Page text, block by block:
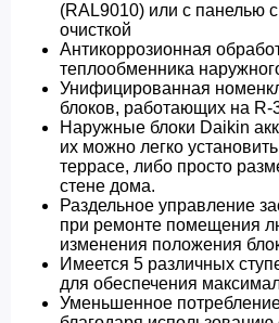
(RAL9010) или с панелью
очисткой
Антикоррозионная
теплообменника
Унифицированная
блоков, работающих на R-
Наружные блоки Daikin
их можно легко
террасе, либо просто
стене дома.
Раздельное управление
при ремонте помещения
изменения положения
Имеется 5 различных
для обеспечения
Уменьшенное